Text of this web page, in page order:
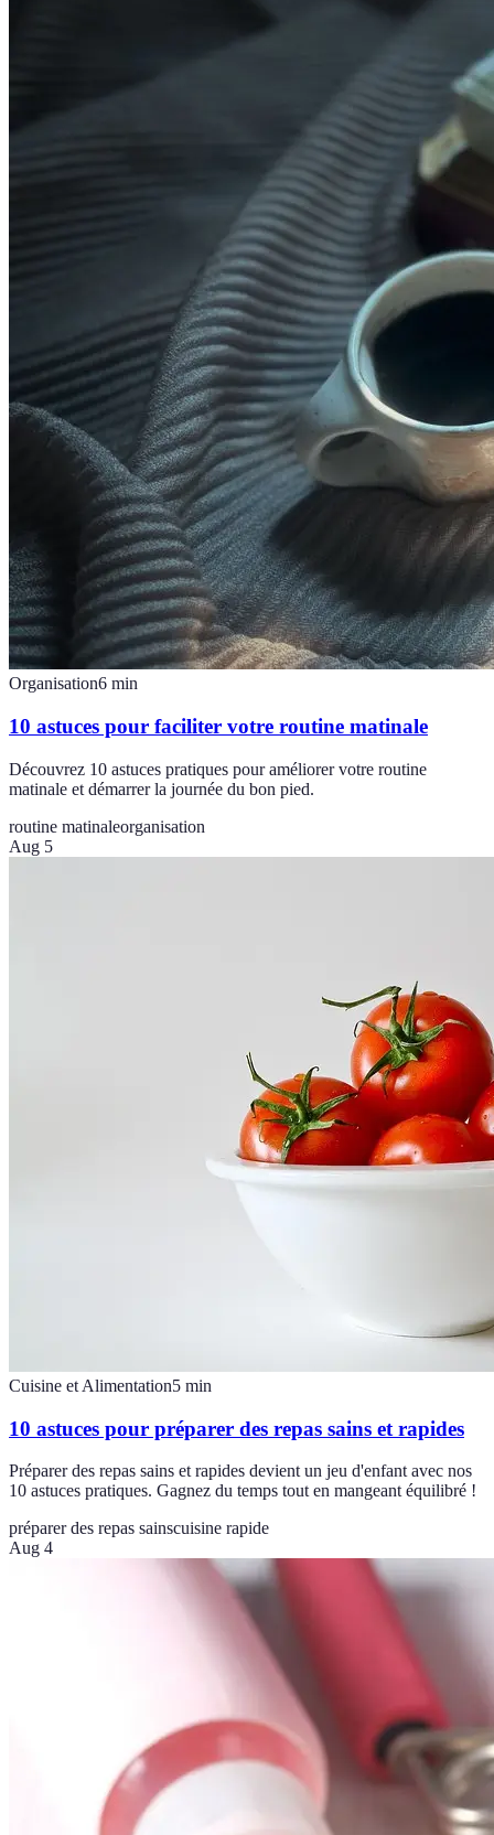
Organisation6 min
10 astuces pour faciliter votre routine matinale
Découvrez 10 astuces pratiques pour améliorer votre routine
matinale et démarrer la journée du bon pied.
routine matinaleorganisation
Aug 5
Cuisine et Alimentation5 min
10 astuces pour préparer des repas sains et rapides
Préparer des repas sains et rapides devient un jeu d'enfant avec nos
10 astuces pratiques. Gagnez du temps tout en mangeant équilibré !
préparer des repas sainscuisine rapide
Aug 4